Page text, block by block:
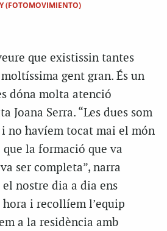
(FOTOMOVIMIENTO)
que existissin tantes
gent gran. És un
dóna molta atenció
Joana Serra. “Les dues som
no havíem tocat mai el món
la formació que va
va ser completa”, narra
el nostre dia a dia ens
i recollíem l’equip
a la residència amb